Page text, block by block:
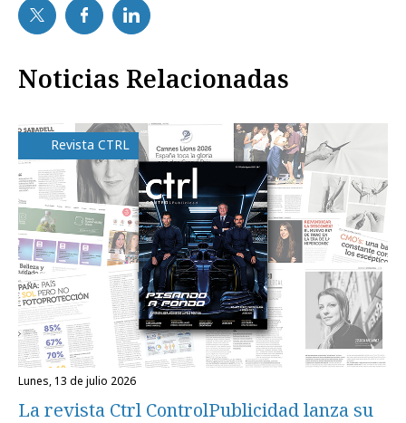
Noticias Relacionadas
Revista CTRL
lunes, 13 de julio 2026
La revista Ctrl ControlPublicidad lanza su